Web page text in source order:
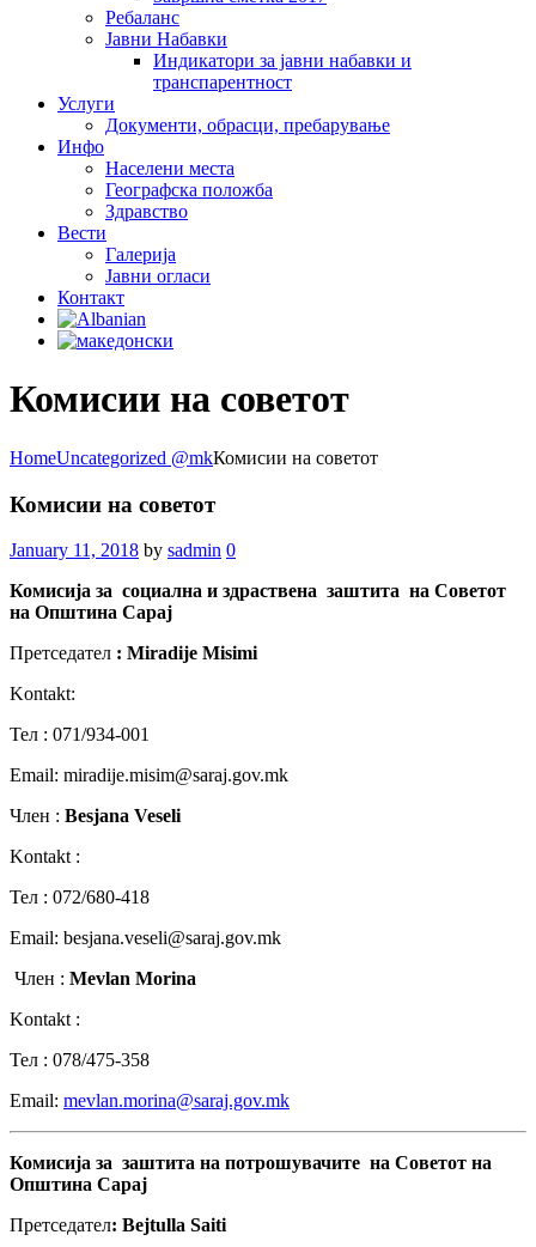
Ребаланс
Јавни Набавки
Индикатори за јавни набавки и
транспарентност
Услуги
Документи, обрасци, пребарување
Инфо
Населени места
Географска положба
Здравство
Вести
Галеријa
Јавни огласи
Контакт
Комисии на советот
HomeUncategorized @mkКомисии на советот
Комисии на советот
January 11, 2018 by sadmin 0
Комисија за социална и здраствена заштита на Советот
на Општина Сарај
Претседател : Miradije Misimi
Kontakt:
Teл : 071/934-001
Email: miradije.misim@saraj.gov.mk
Член : Besjana Veseli
Kontakt :
Teл : 072/680-418
Email: besjana.veseli@saraj.gov.mk
Член : Mevlan Morina
Kontakt :
Teл : 078/475-358
Email: mevlan.morina@saraj.gov.mk
Комисија за заштита на потрошувачите на Советот на
Општина Сарај
Претседател: Bejtulla Saiti